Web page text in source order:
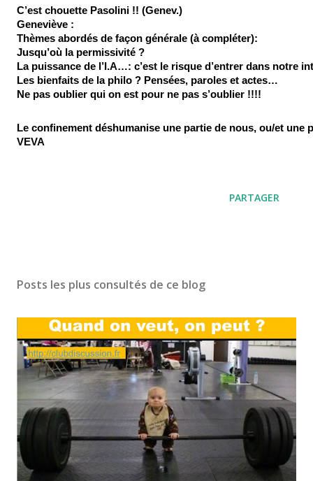
C’est chouette Pasolini !! (Genev.)
Geneviève :
Thèmes abordés de façon générale (à compléter):
Jusqu’où la permissivité ?
La puissance de l’I.A…: c’est le risque d’entrer dans notre
Les bienfaits de la philo ? Pensées, paroles et actes…
Ne pas oublier qui on est pour ne pas s’oublier !!!!
Le confinement déshumanise une partie de nous, ou/et une
VEVA
PARTAGER
Posts les plus consultés de ce blog